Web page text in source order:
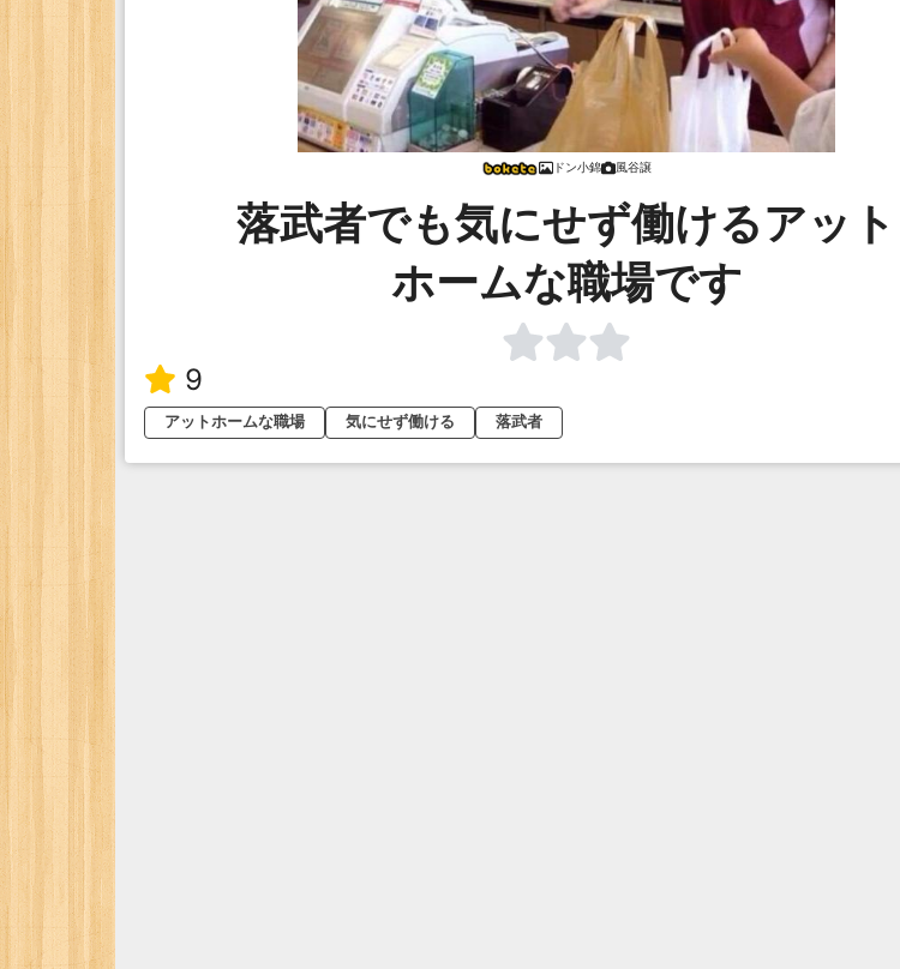
ドン小錦 風谷譲
落武者でも気にせず働けるアット
ホームな職場です
9
アットホームな職場
気にせず働ける 落武者